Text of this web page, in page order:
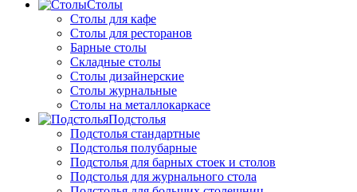
Столы
Столы для кафе
Столы для ресторанов
Барные столы
Складные столы
Столы дизайнерские
Столы журнальные
Столы на металлокаркасе
Подстолья
Подстолья стандартные
Подстолья полубарные
Подстолья для барных стоек и столов
Подстолья для журнального стола